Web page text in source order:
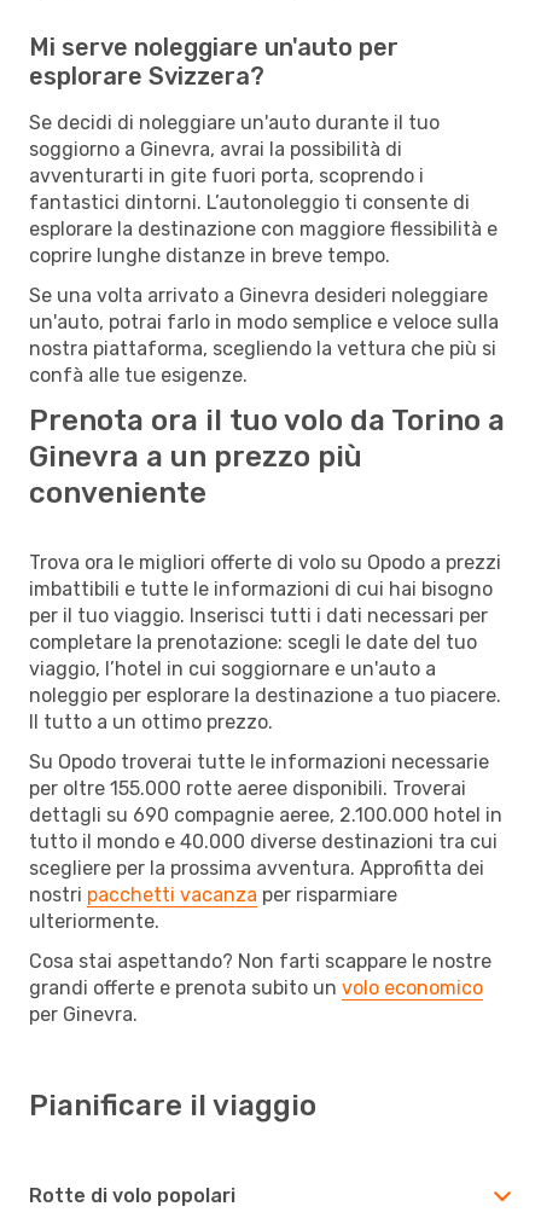
Mi serve noleggiare un'auto per
esplorare Svizzera?
Se decidi di noleggiare un'auto durante il tuo
soggiorno a Ginevra, avrai la possibilità di
avventurarti in gite fuori porta, scoprendo i
fantastici dintorni. L’autonoleggio ti consente di
esplorare la destinazione con maggiore flessibilità e
coprire lunghe distanze in breve tempo.
Se una volta arrivato a Ginevra desideri noleggiare
un'auto, potrai farlo in modo semplice e veloce sulla
nostra piattaforma, scegliendo la vettura che più si
confà alle tue esigenze.
Prenota ora il tuo volo da Torino a
Ginevra a un prezzo più
conveniente
Trova ora le migliori offerte di volo su Opodo a prezzi
imbattibili e tutte le informazioni di cui hai bisogno
per il tuo viaggio. Inserisci tutti i dati necessari per
completare la prenotazione: scegli le date del tuo
viaggio, l’hotel in cui soggiornare e un'auto a
noleggio per esplorare la destinazione a tuo piacere.
Il tutto a un ottimo prezzo.
Su Opodo troverai tutte le informazioni necessarie
per oltre 155.000 rotte aeree disponibili. Troverai
dettagli su 690 compagnie aeree, 2.100.000 hotel in
tutto il mondo e 40.000 diverse destinazioni tra cui
scegliere per la prossima avventura. Approfitta dei
nostri pacchetti vacanza per risparmiare
ulteriormente.
Cosa stai aspettando? Non farti scappare le nostre
grandi offerte e prenota subito un volo economico
per Ginevra.
Pianificare il viaggio
Rotte di volo popolari